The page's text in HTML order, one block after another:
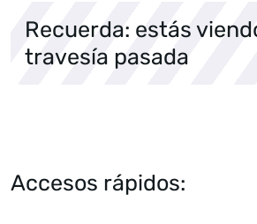
Recuerda: estás
travesía pasada
Accesos rápidos: